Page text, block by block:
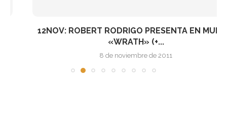
12NOV: ROBERT RODRIGO PRESENTA EN MURCIA
«WRATH» (+...
8 de noviembre de 2011